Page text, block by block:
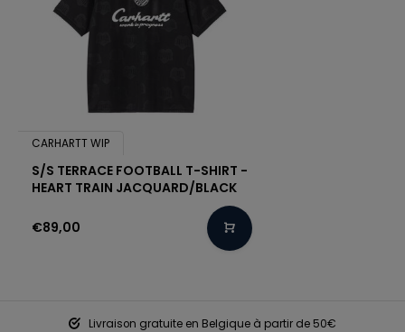
CARHARTT WIP
S/S TERRACE FOOTBALL T-SHIRT -
HEART TRAIN JACQUARD/BLACK
€89,00
Livraison gratuite en Belgique à partir de 50€